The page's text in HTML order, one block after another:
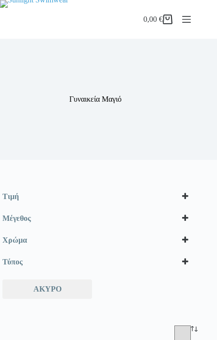
Μετάβαση
Καλάθι
0,00€
Γυναικεία Μαγιό
Τιμή
Μέγεθος
Χρώμα
Τύπος
ΆΚΥΡΟ